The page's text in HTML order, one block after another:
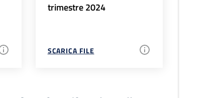
trimestre 2024
SCARICA FILE